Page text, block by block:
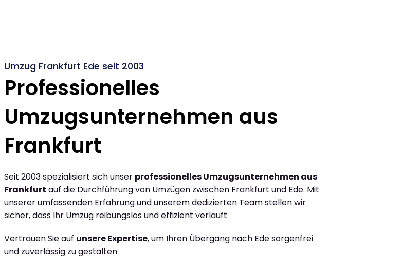
Umzug Frankfurt Ede seit 2003
Professionelles
Umzugsunternehmen aus
Frankfurt
Seit 2003 spezialisiert sich unser professionelles Umzugsunternehmen aus
Frankfurt auf die Durchführung von Umzügen zwischen Frankfurt und Ede. Mit
unserer umfassenden Erfahrung und unserem dedizierten Team stellen wir
sicher, dass Ihr Umzug reibungslos und effizient verläuft.
Vertrauen Sie auf unsere Expertise, um Ihren Übergang nach Ede sorgenfrei
und zuverlässig zu gestalten